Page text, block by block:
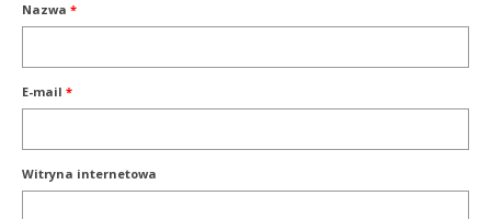
Nazwa *
E-mail *
Witryna internetowa